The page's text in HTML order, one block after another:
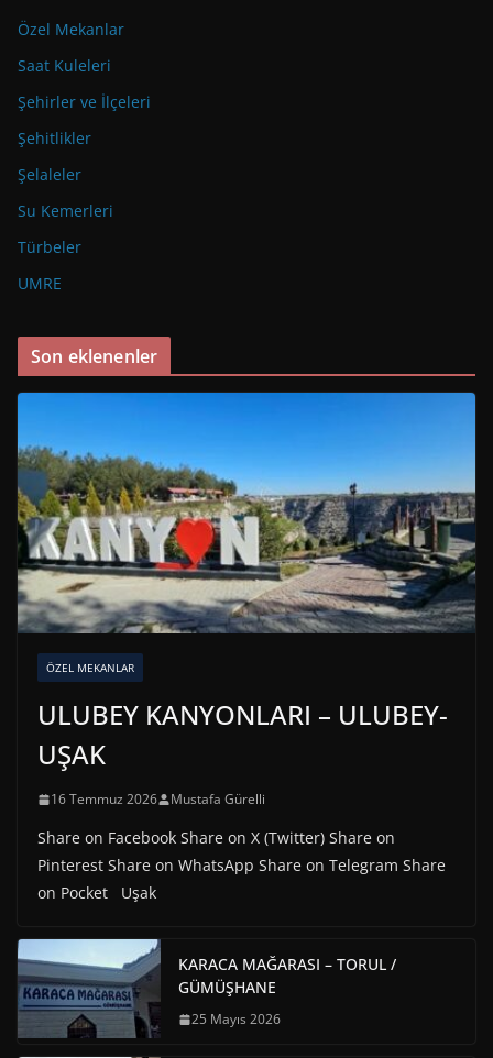
Özel Mekanlar
Saat Kuleleri
Şehirler ve İlçeleri
Şehitlikler
Şelaleler
Su Kemerleri
Türbeler
UMRE
Son eklenenler
ÖZEL MEKANLAR
ULUBEY KANYONLARI – ULUBEY-
UŞAK
16 Temmuz 2026 Mustafa Gürelli
Share on Facebook Share on X (Twitter) Share on
Pinterest Share on WhatsApp Share on Telegram Share
on Pocket Uşak
KARACA MAĞARASI – TORUL /
GÜMÜŞHANE
25 Mayıs 2026